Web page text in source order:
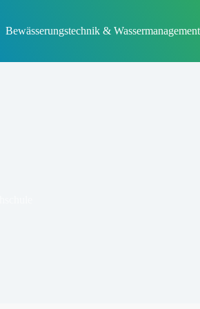
Bewässerungstechnik & Wassermanagement